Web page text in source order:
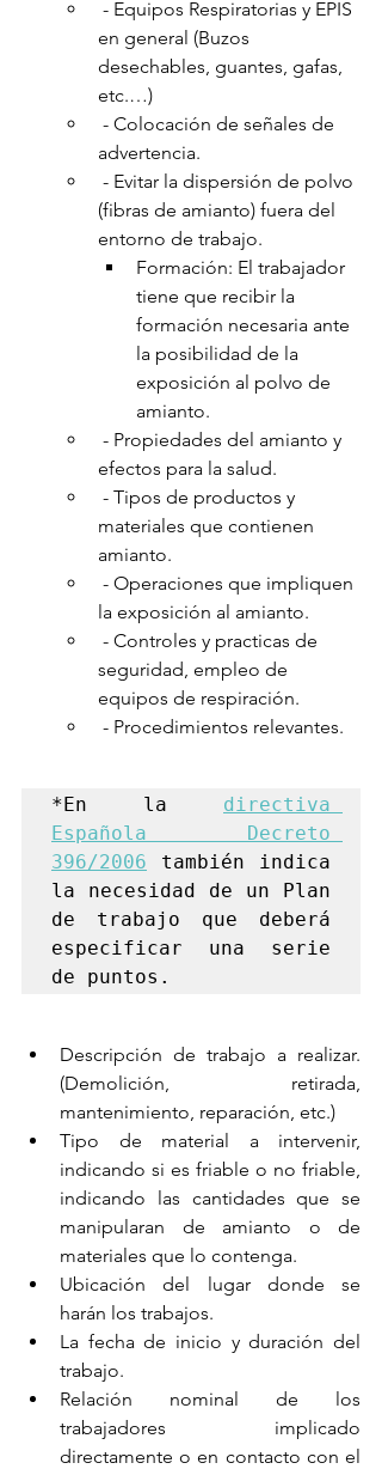
en general (Buzos
desechables, guantes, gafas,
etc.…)
advertencia.
(fibras de amianto) fuera del
entorno de trabajo.
Formación: El trabajador
tiene que recibir la
formación necesaria ante
la posibilidad de la
exposición al polvo de
amianto.
efectos para la salud.
materiales que contienen
amianto.
la exposición al amianto.
seguridad, empleo de
equipos de respiración.
- Procedimientos relevantes.
*En la directiva
Española Decreto
396/2006 también indica
la necesidad de un Plan
de trabajo que deberá
especificar una serie
de puntos.
Descripción de trabajo a realizar.
(Demolición, retirada,
mantenimiento, reparación, etc.)
Tipo de material a intervenir,
indicando si es friable o no friable,
indicando las cantidades que se
manipularan de amianto o de
materiales que lo contenga.
Ubicación del lugar donde se
harán los trabajos.
La fecha de inicio y duración del
trabajo.
Relación nominal de los
trabajadores implicado
directamente o en contacto con el